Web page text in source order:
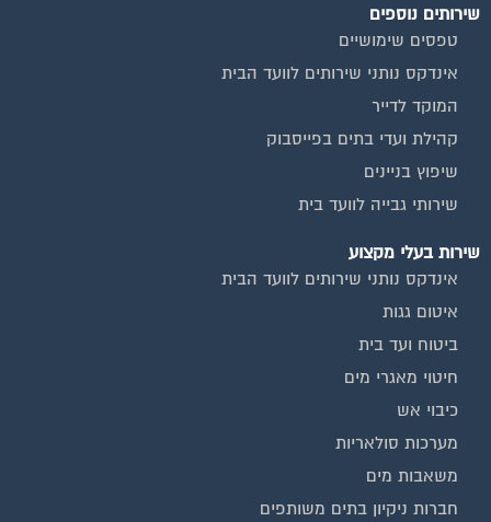
שירותים נוספים
טפסים שימושיים
אינדקס נותני שירותים לוועד הבית
המוקד לדייר
קהילת ועדי בתים בפייסבוק
שיפוץ בניינים
שירותי גבייה לוועד בית
שירות בעלי מקצוע
אינדקס נותני שירותים לוועד הבית
איטום גגות
ביטוח ועד בית
חיטוי מאגרי מים
כיבוי אש
מערכות סולאריות
משאבות מים
חברות ניקיון בתים משותפים